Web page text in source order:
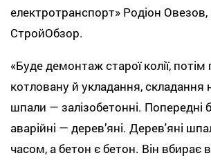
електротранспорт» Родіон
СтройОбзор.
«Буде демонтаж старої колії,
котловану й укладання, складання
шпали — залізобетонні. Попередні
аварійні — дерев’яні. Дерев'яні
часом, а бетон є бетон. Він вбирає